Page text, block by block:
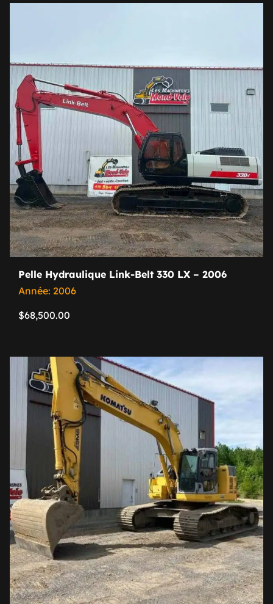
Pelle Hydraulique Link-Belt 330 LX – 2006
Année: 2006
$68,500.00